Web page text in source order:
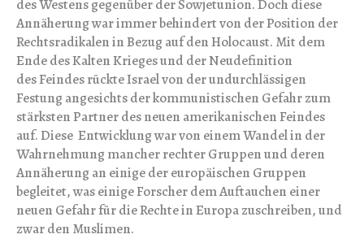
des Westens gegenüber der Sowjetunion. Doch diese
Annäherung war immer behindert von der Position der
Rechtsradikalen in Bezug auf den Holocaust. Mit dem
Ende des Kalten Krieges und der Neudefinition
des Feindes rückte Israel von der undurchlässigen
Festung angesichts der kommunistischen Gefahr zum
stärksten Partner des neuen amerikanischen Feindes
auf. Diese Entwicklung war von einem Wandel in der
Wahrnehmung mancher rechter Gruppen und deren
Annäherung an einige der europäischen Gruppen
begleitet, was einige Forscher dem Auftauchen einer
neuen Gefahr für die Rechte in Europa zuschreiben, und
zwar den Muslimen.